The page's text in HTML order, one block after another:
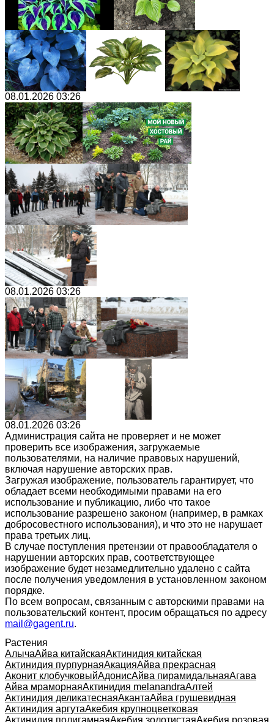
08.01.2026 03:26
08.01.2026 03:26
08.01.2026 03:26
Администрация сайта не проверяет и не может
проверить все изображения, загружаемые
пользователями, на наличие правовых нарушений,
включая нарушение авторских прав.
Загружая изображение, пользователь гарантирует, что
обладает всеми необходимыми правами на его
использование и публикацию, либо что такое
использование разрешено законом (например, в рамках
добросовестного использования), и что это не нарушает
права третьих лиц.
В случае поступления претензии от правообладателя о
нарушении авторских прав, соответствующее
изображение будет незамедлительно удалено с сайта
после получения уведомления в установленном законом
порядке.
По всем вопросам, связанным с авторскими правами на
пользовательский контент, просим обращаться по адресу
mail@gagent.ru.
Растения
АлычаАйва китайскаяАктинидия китайская
Актинидия пурпурнаяАкацияАйва прекрасная
Аконит клобучковыйАдонисАйва пирамидальнаяАгава
Айва мраморнаяАктинидия melanandraАлтей
Актинидия деликатеснаяАкантаАйва грушевидная
Актинидия аргутаАкебия крупноцветковая
Актинидия полигамнаяАкебия золотистаяАкебия розовая